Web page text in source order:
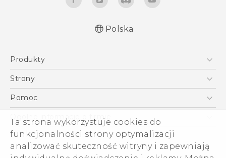
Ta strona wykorzystuje cookies do
funkcjonalności strony optymalizacji
analizować skuteczność witryny i zapewniają
English - Quick start guide
Polska
Produkty
Smartfony
VIVE
Akcesoria
Strony
HTC Vive
Pomoc
Pomoc E-commerce
Ogólne informacje o firmie
ESG
Informacje o firmie